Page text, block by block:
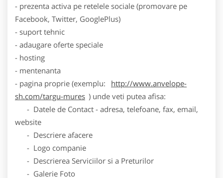
- prezenta activa pe retelele sociale (promovare pe
Facebook, Twitter, GooglePlus)
- suport tehnic
- adaugare oferte speciale
- hosting
- mentenanta
- pagina proprie (exemplu:
http://www.anvelope-
sh.com/targu-mures ) unde veti putea afisa:
- Datele de Contact - adresa, telefoane, fax, email,
website
- Descriere afacere
- Logo companie
- Descrierea Serviciilor si a Preturilor
- Galerie Foto